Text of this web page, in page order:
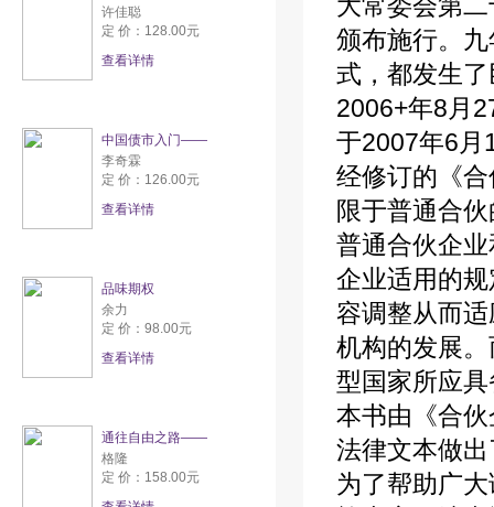
许佳聪
定 价：128.00元
查看详情
中国债市入门——
李奇霖
定 价：126.00元
查看详情
品味期权
余力
定 价：98.00元
查看详情
通往自由之路——
格隆
定 价：158.00元
颁布施行。
式，都发生
2006+年8月
于2007年6月
经修订的《
限于普通合
普通合伙企
企业适用的
容调整从而
机构的发展
型国家所应
本书由《合
法律文本做
为了帮助广